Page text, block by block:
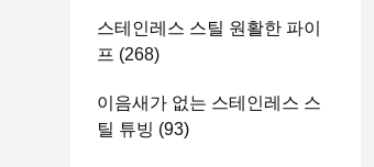
스테인레스 스틸 원활한 파이
프 (268)
이음새가 없는 스테인레스 스
틸 튜빙 (93)